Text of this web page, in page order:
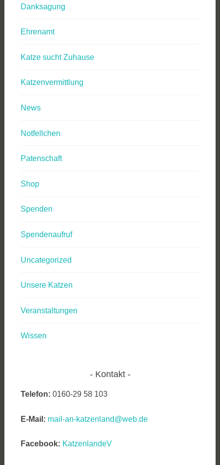
Danksagung
Ehrenamt
Katze sucht Zuhause
Katzenvermittlung
News
Notfellchen
Patenschaft
Shop
Spenden
Spendenaufruf
Uncategorized
Unsere Katzen
Veranstaltungen
Wissen
Kontakt
Telefon: 0160-29 58 103
E-Mail: mail-an-katzenland@web.de
Facebook: KatzenlandeV